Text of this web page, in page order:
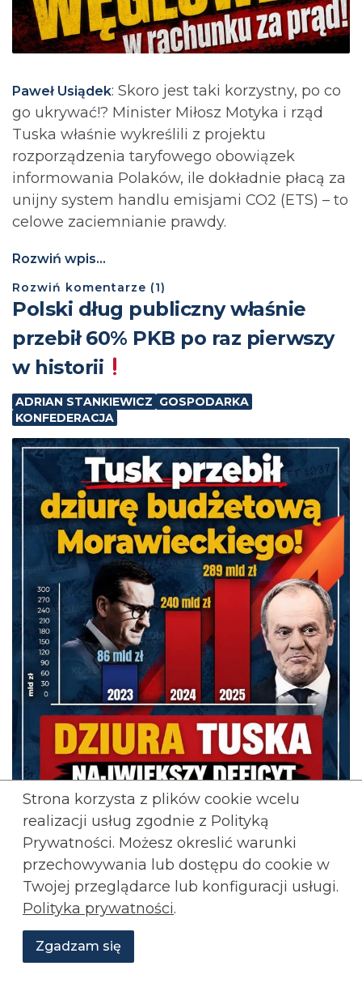
Paweł Usiądek: Skoro jest taki korzystny, po co
go ukrywać!? Minister Miłosz Motyka i rząd
Tuska właśnie wykreślili z projektu
rozporządzenia taryfowego obowiązek
informowania Polaków, ile dokładnie płacą za
unijny system handlu emisjami CO2 (ETS) – to
celowe zaciemnianie prawdy.
Rozwiń wpis...
Rozwiń komentarze (1)
Polski dług publiczny właśnie
przebił 60% PKB po raz pierwszy
w historii
ADRIAN STANKIEWICZ GOSPODARKA
KONFEDERACJA
Adrian Stankiewicz
:Za rządów Tuska deficyt
sięgnął 7,3% PKB w 2025, a dług rośnie w
tempie miliardów miesięcznie. W 2026
przekroczy 65%. Zamiast reform i cięć w
Strona korzysta z plików cookie wcelu
realizacji usług zgodnie z Polityką
Prywatności. Możesz okreslić warunki
przechowywania lub dostępu do cookie w
Twojej przeglądarce lub konfiguracji usługi.
Polityka prywatności.
Zgadzam się